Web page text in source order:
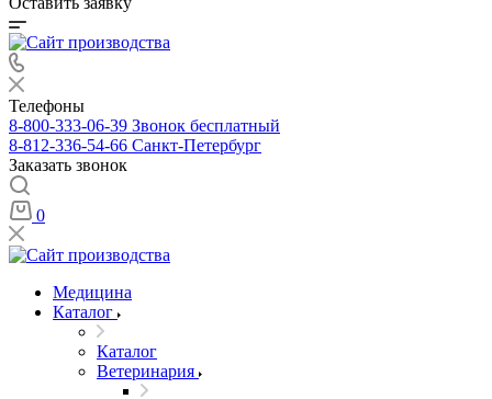
Телефоны
8-800-333-06-39 Звонок бесплатный
8-812-336-54-66 Санкт-Петербург
Заказать звонок
0
Медицина
Каталог
Каталог
Ветеринария